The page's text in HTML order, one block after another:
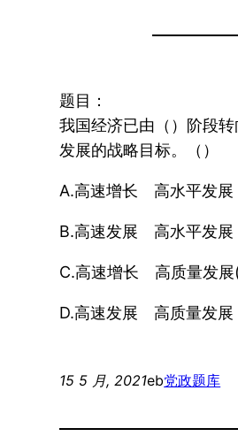
题目：
我国经济已由（）阶段
发展的战略目标。（）
A.高速增长 高水平发展
B.高速发展 高水平发展
C.高速增长 高质量发展
D.高速发展 高质量发展
15 5 月, 2021eb党政题库